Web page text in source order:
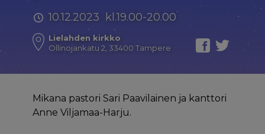
10.12.2023 kl.19.00-20.00
Lielahden kirkko
Ollinojankatu 2, 33400 Tampere
Mikana pastori Sari Paavilainen ja kanttori
Anne Viljamaa-Harju.